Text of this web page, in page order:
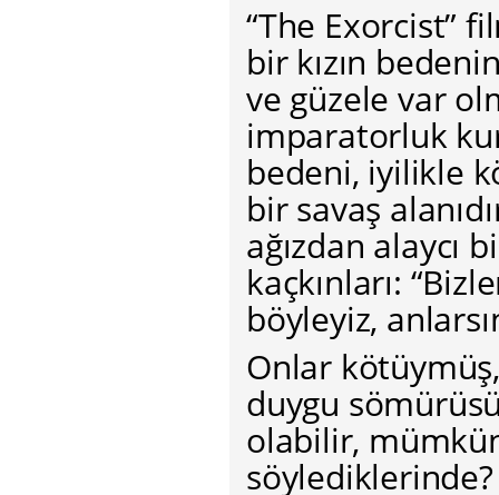
“The Exorcist”
bir kızın
ve güzele var
imparatorluk
bedeni, iyilikle
bir savaş
ağızdan alaycı
kaçkınları:
böyleyiz,
Onlar
duygu
olabilir,
söylediklerinde?